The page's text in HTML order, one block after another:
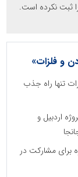
ثبت نکرده است.
و فلزات»
تنها راه جذب
پروژه اردبیل و
برای مشارکت در